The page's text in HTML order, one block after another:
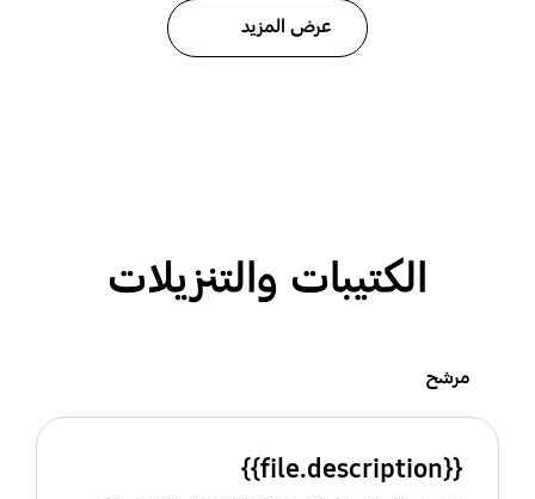
عرض المزيد
الكتيبات والتنزيلات
مرشح
{{file.description}}